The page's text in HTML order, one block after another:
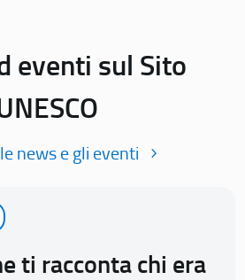
eventi sul Sito
news e gli eventi
ti racconta chi era